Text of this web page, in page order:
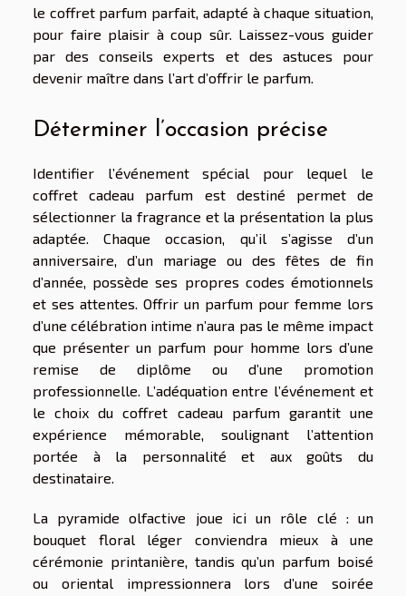
le coffret parfum parfait, adapté à chaque situation,
pour faire plaisir à coup sûr. Laissez-vous guider
par des conseils experts et des astuces pour
devenir maître dans l’art d’offrir le parfum.
Déterminer l’occasion précise
Identifier l’événement spécial pour lequel le
coffret cadeau parfum est destiné permet de
sélectionner la fragrance et la présentation la plus
adaptée. Chaque occasion, qu’il s’agisse d’un
anniversaire, d’un mariage ou des fêtes de fin
d’année, possède ses propres codes émotionnels
et ses attentes. Offrir un parfum pour femme lors
d’une célébration intime n’aura pas le même impact
que présenter un parfum pour homme lors d’une
remise de diplôme ou d’une promotion
professionnelle. L’adéquation entre l’événement et
le choix du coffret cadeau parfum garantit une
expérience mémorable, soulignant l’attention
portée à la personnalité et aux goûts du
destinataire.
La pyramide olfactive joue ici un rôle clé : un
bouquet floral léger conviendra mieux à une
cérémonie printanière, tandis qu’un parfum boisé
ou oriental impressionnera lors d’une soirée